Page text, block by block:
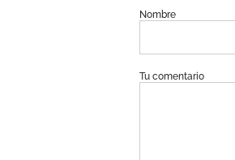
Nombre
Tu comentario